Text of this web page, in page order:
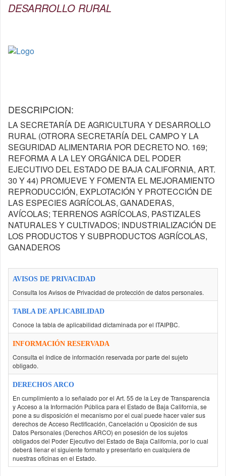
DESARROLLO RURAL
DESCRIPCION:
LA SECRETARÍA DE AGRICULTURA Y DESARROLLO
RURAL (OTRORA SECRETARÍA DEL CAMPO Y LA
SEGURIDAD ALIMENTARIA POR DECRETO NO. 169;
REFORMA A LA LEY ORGÁNICA DEL PODER
EJECUTIVO DEL ESTADO DE BAJA CALIFORNIA, ART.
30 Y 44) PROMUEVE Y FOMENTA EL MEJORAMIENTO
REPRODUCCIÓN, EXPLOTACIÓN Y PROTECCIÓN DE
LAS ESPECIES AGRÍCOLAS, GANADERAS,
AVÍCOLAS; TERRENOS AGRÍCOLAS, PASTIZALES
NATURALES Y CULTIVADOS; INDUSTRIALIZACIÓN DE
LOS PRODUCTOS Y SUBPRODUCTOS AGRÍCOLAS,
GANADEROS
AVISOS DE PRIVACIDAD
Consulta los Avisos de Privacidad de protección de datos personales.
TABLA DE APLICABILIDAD
Conoce la tabla de aplicabilidad dictaminada por el ITAIPBC.
INFORMACIÓN RESERVADA
Consulta el índice de información reservada por parte del sujeto
obligado.
DERECHOS ARCO
En cumplimiento a lo señalado por el Art. 55 de la Ley de Transparencia
y Acceso a la Información Pública para el Estado de Baja California, se
pone a su disposición el mecanismo por el cual puede hacer valer sus
derechos de Acceso Rectificación, Cancelación u Oposición de sus
Datos Personales (Derechos ARCO) en posesión de los sujetos
obligados del Poder Ejecutivo del Estado de Baja California, por lo cual
deberá llenar el siguiente formato y presentarlo en cualquiera de
nuestras oficinas en el Estado.